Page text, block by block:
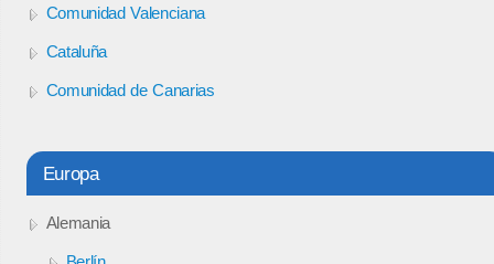
Comunidad Valenciana
Cataluña
Comunidad de Canarias
Europa
Alemania